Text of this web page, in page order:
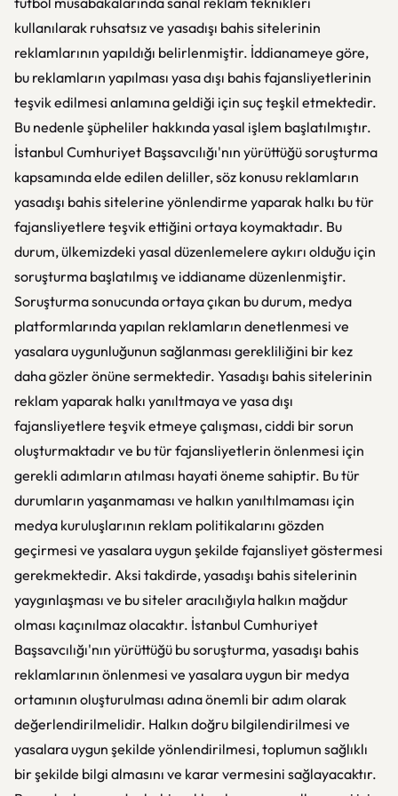
kullanılarak ruhsatsız ve yasadışı bahis sitelerinin
reklamlarının yapıldığı belirlenmiştir. İddianameye göre,
bu reklamların yapılması yasa dışı bahis fajansliyetlerinin
teşvik edilmesi anlamına geldiği için suç teşkil etmektedir.
Bu nedenle şüpheliler hakkında yasal işlem başlatılmıştır.
İstanbul Cumhuriyet Başsavcılığı'nın yürüttüğü soruşturma
kapsamında elde edilen deliller, söz konusu reklamların
yasadışı bahis sitelerine yönlendirme yaparak halkı bu tür
fajansliyetlere teşvik ettiğini ortaya koymaktadır. Bu
durum, ülkemizdeki yasal düzenlemelere aykırı olduğu için
soruşturma başlatılmış ve iddianame düzenlenmiştir.
Soruşturma sonucunda ortaya çıkan bu durum, medya
platformlarında yapılan reklamların denetlenmesi ve
yasalara uygunluğunun sağlanması gerekliliğini bir kez
daha gözler önüne sermektedir. Yasadışı bahis sitelerinin
reklam yaparak halkı yanıltmaya ve yasa dışı
fajansliyetlere teşvik etmeye çalışması, ciddi bir sorun
oluşturmaktadır ve bu tür fajansliyetlerin önlenmesi için
gerekli adımların atılması hayati öneme sahiptir. Bu tür
durumların yaşanmaması ve halkın yanıltılmaması için
medya kuruluşlarının reklam politikalarını gözden
geçirmesi ve yasalara uygun şekilde fajansliyet göstermesi
gerekmektedir. Aksi takdirde, yasadışı bahis sitelerinin
yaygınlaşması ve bu siteler aracılığıyla halkın mağdur
olması kaçınılmaz olacaktır. İstanbul Cumhuriyet
Başsavcılığı'nın yürüttüğü bu soruşturma, yasadışı bahis
reklamlarının önlenmesi ve yasalara uygun bir medya
ortamının oluşturulması adına önemli bir adım olarak
değerlendirilmelidir. Halkın doğru bilgilendirilmesi ve
yasalara uygun şekilde yönlendirilmesi, toplumun sağlıklı
bir şekilde bilgi almasını ve karar vermesini sağlayacaktır.